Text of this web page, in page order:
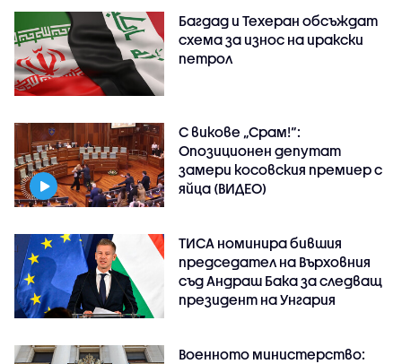
Багдад и Техеран обсъждат
схема за износ на иракски
петрол
С викове „Срам!“:
Опозиционен депутат
замери косовския премиер с
яйца (ВИДЕО)
ТИСА номинира бившия
председател на Върховния
съд Андраш Бака за следващ
президент на Унгария
Военното министерство: